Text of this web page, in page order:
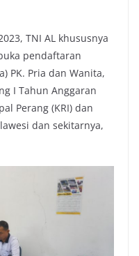
TNI AL khususnya
pendaftaran
PK. Pria dan Wanita,
I Tahun Anggaran
Perang (KRI) dan
dan sekitarnya,